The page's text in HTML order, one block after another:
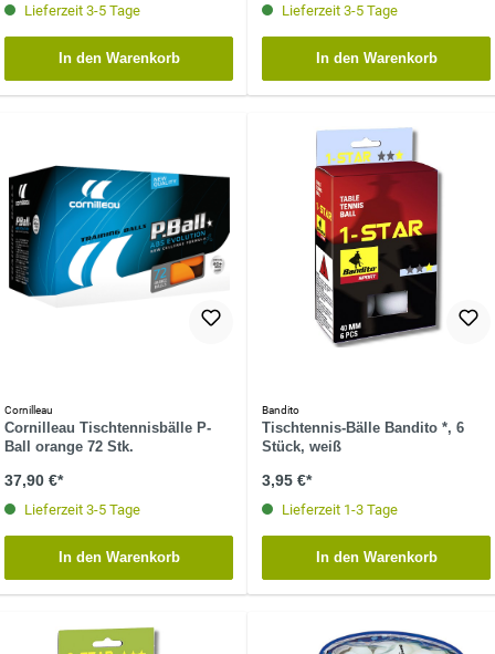
Lieferzeit 3-5 Tage
In den Warenkorb
Lieferzeit 3-5 Tage
In den Warenkorb
Cornilleau
Cornilleau Tischtennisbälle P-
Ball orange 72 Stk.
37,90 €*
Lieferzeit 3-5 Tage
In den Warenkorb
Bandito
Tischtennis-Bälle Bandito *, 6
Stück, weiß
3,95 €*
Lieferzeit 1-3 Tage
In den Warenkorb